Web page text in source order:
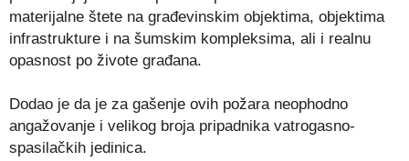
materijalne štete na građevinskim objektima, objektima
infrastrukture i na šumskim kompleksima, ali i realnu
opasnost po živote građana.
Dodao je da je za gašenje ovih požara neophodno
angažovanje i velikog broja pripadnika vatrogasno-
spasilačkih jedinica.